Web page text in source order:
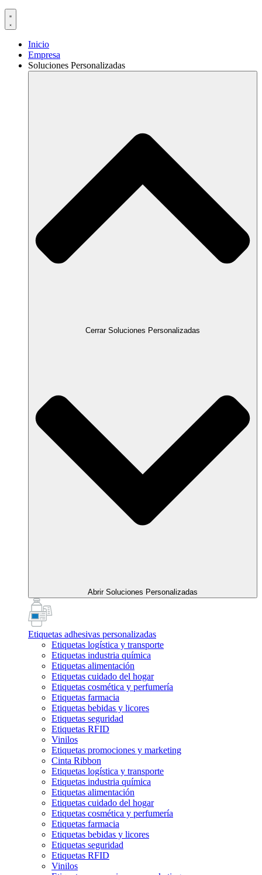
Inicio
Empresa
Soluciones Personalizadas
Cerrar Soluciones Personalizadas
Abrir Soluciones Personalizadas
Etiquetas adhesivas personalizadas
Etiquetas logística y transporte
Etiquetas industria química
Etiquetas alimentación
Etiquetas cuidado del hogar
Etiquetas cosmética y perfumería
Etiquetas farmacia
Etiquetas bebidas y licores
Etiquetas seguridad
Etiquetas RFID
Vinilos
Etiquetas promociones y marketing
Cinta Ribbon
Etiquetas logística y transporte
Etiquetas industria química
Etiquetas alimentación
Etiquetas cuidado del hogar
Etiquetas cosmética y perfumería
Etiquetas farmacia
Etiquetas bebidas y licores
Etiquetas seguridad
Etiquetas RFID
Vinilos